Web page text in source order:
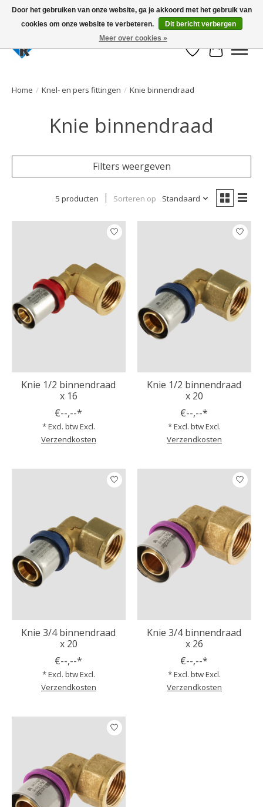
Large selection of products and fast shipping!
Verlanglijst
Home / Knel- en pers fittingen / Knie binnendraad
Knie binnendraad
Filters weergeven
5 producten Sorteren op Standaard
Knie 1/2 binnendraad
x 16
€--,--*
* Excl. btw Excl.
Verzendkosten
Knie 1/2 binnendraad
x 20
€--,--*
* Excl. btw Excl.
Verzendkosten
Knie 3/4 binnendraad
x 20
€--,--*
* Excl. btw Excl.
Verzendkosten
Knie 3/4 binnendraad
x 26
€--,--*
* Excl. btw Excl.
Verzendkosten
Door het gebruiken van onze website, ga je akkoord met het gebruik van
cookies om onze website te verbeteren.
Dit bericht verbergen
Meer over cookies »